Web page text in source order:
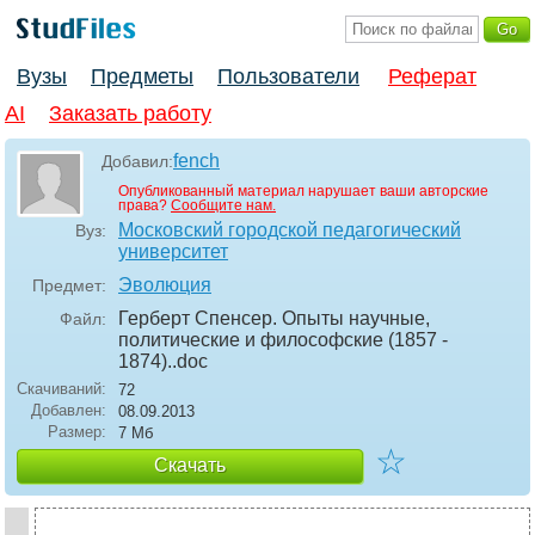
Вузы Предметы Пользователи
Реферат
AI
Заказать работу
Добавил:fench
Опубликованный материал нарушает ваши авторские
права? Сообщите нам.
Вуз:
Московский городской педагогический
университет
Предмет: Эволюция
Файл:
Герберт Спенсер. Опыты научные,
политические и философские (1857 -
1874)..doc
Скачиваний:
72
Добавлен:
08.09.2013
Размер:
7 Мб
Скачать ☆